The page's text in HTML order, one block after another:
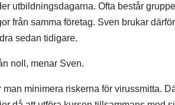
utbildningsdagarna. Ofta består
från samma företag. Sven brukar
sedan tidigare.
noll, menar Sven.
man minimera riskerna för virussmitta.